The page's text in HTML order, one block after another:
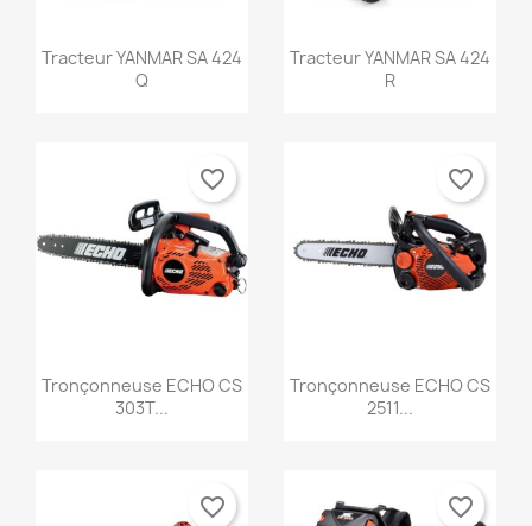
Aperçu rapide
Tracteur YANMAR SA 424
Q
Aperçu rapide
Tracteur YANMAR SA 424
R
Aperçu rapide
Tronçonneuse ECHO CS
303T...
favorite_border
Aperçu rapide
Tronçonneuse ECHO CS
2511...
favorite_border
favorite_border favorite_border